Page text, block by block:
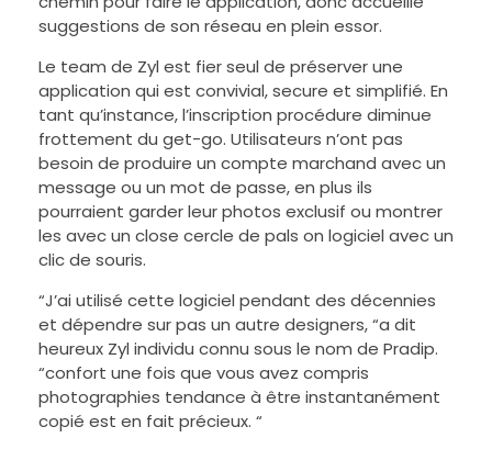
suggestions de son réseau en plein essor.
Le team de Zyl est fier seul de préserver une
application qui est convivial, secure et simplifié. En
tant qu’instance, l’inscription procédure diminue
frottement du get-go. Utilisateurs n’ont pas
besoin de produire un compte marchand avec un
message ou un mot de passe, en plus ils
pourraient garder leur photos exclusif ou montrer
les avec un close cercle de pals on logiciel avec un
clic de souris.
“J’ai utilisé cette logiciel pendant des décennies
et dépendre sur pas un autre designers, “a dit
heureux Zyl individu connu sous le nom de Pradip.
“confort une fois que vous avez compris
photographies tendance à être instantanément
copié est en fait précieux. “